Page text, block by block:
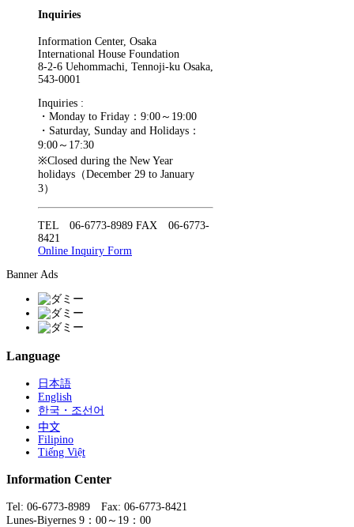
Inquiries
Information Center, Osaka
International House Foundation
8-2-6 Uehommachi, Tennoji-ku Osaka,
543-0001
Inquiries :
・Monday to Friday：9:00～19:00
・Saturday, Sunday and Holidays：
9:00～17:30
※Closed during the New Year
holidays（December 29 to January
3）
TEL 06-6773-8989 FAX 06-6773-
8421
Online Inquiry Form
Banner Ads
Language
日本語
English
한국・조선어
中文
Filipino
Tiếng Việt
Information Center
Tel: 06-6773-8989 Fax: 06-6773-8421
Lunes-Biyernes 9：00～19：00